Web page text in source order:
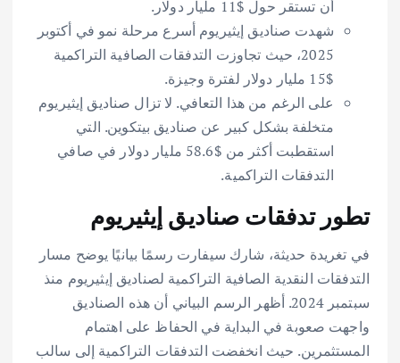
أن تستقر حول $11 مليار دولار.
شهدت صناديق إيثيريوم أسرع مرحلة نمو في أكتوبر
2025، حيث تجاوزت التدفقات الصافية التراكمية
$15 مليار دولار لفترة وجيزة.
على الرغم من هذا التعافي. لا تزال صناديق إيثيريوم
متخلفة بشكل كبير عن صناديق بيتكوين. التي
استقطبت أكثر من $58.6 مليار دولار في صافي
التدفقات التراكمية.
تطور تدفقات صناديق إيثيريوم
في تغريدة حديثة، شارك سيفارت رسمًا بيانيًا يوضح مسار
التدفقات النقدية الصافية التراكمية لصناديق إيثيريوم منذ
سبتمبر 2024. أظهر الرسم البياني أن هذه الصناديق
واجهت صعوبة في البداية في الحفاظ على اهتمام
المستثمرين. حيث انخفضت التدفقات التراكمية إلى سالب